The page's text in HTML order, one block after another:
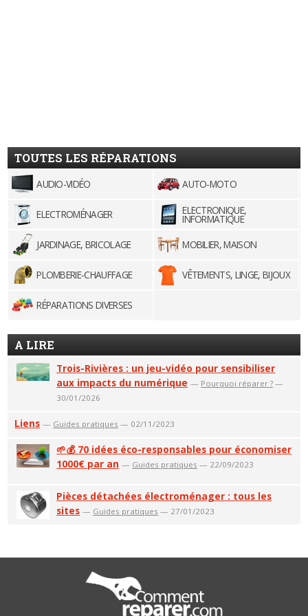
TOUTES LES RÉPARATIONS
AUDIO-VIDÉO AUTO-MOTO
ELECTROMÉNAGER ELECTRONIQUE,
INFORMATIQUE
JARDINAGE, BRICOLAGE
MOBILIER, MAISON
PLOMBERIE-CHAUFFAGE VÊTEMENTS, LINGE, BIJOUX
RÉPARATIONS DIVERSES
A LIRE
Trois-Rivières : un jeu-vidéo pour sensibiliser
aux impacts du numérique — Pourquoi réparer ? —
30/01/2026
Liens — Guides pratiques — 02/11/2023
🌱💰 70 idées éco-responsables pour économiser
1000€ par an — Guides pratiques — 22/09/2023
Pièces détachées électroménager : tous les
sites — Guides pratiques — 27/01/2023